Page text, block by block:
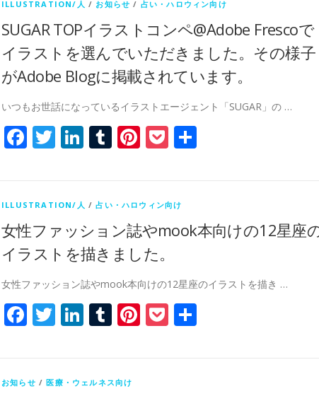
ILLUSTRATION/人 /お知らせ / 占い・ハロウィン向け
SUGAR TOPイラストコンペ@Adobe Frescoで
イラストを選んでいただきました。その様子
がAdobe Blogに掲載されています。
いつもお世話になっているイラストエージェント「SUGAR」の …
Facebook
Twitter
LinkedIn
Tumblr
Pinterest
Pocket
ILLUSTRATION/人 /占い・ハロウィン向け
女性ファッション誌やmook本向けの12星座
イラストを描きました。
女性ファッション誌やmook本向けの12星座のイラストを描き …
Facebook
Twitter
LinkedIn
Tumblr
Pinterest
Pocket
お知らせ /医療・ウェルネス向け